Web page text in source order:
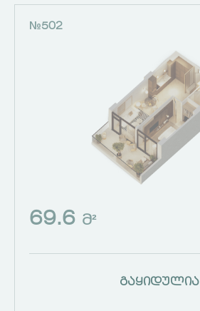
№502
69.6 Მ²
გაყიდულია